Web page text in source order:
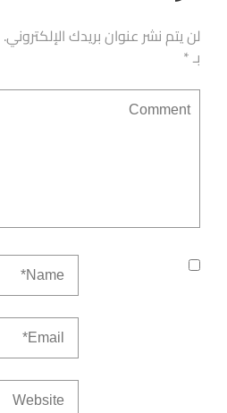
لن يتم نشر عنوان بريدك الإلكتروني.
بـ*